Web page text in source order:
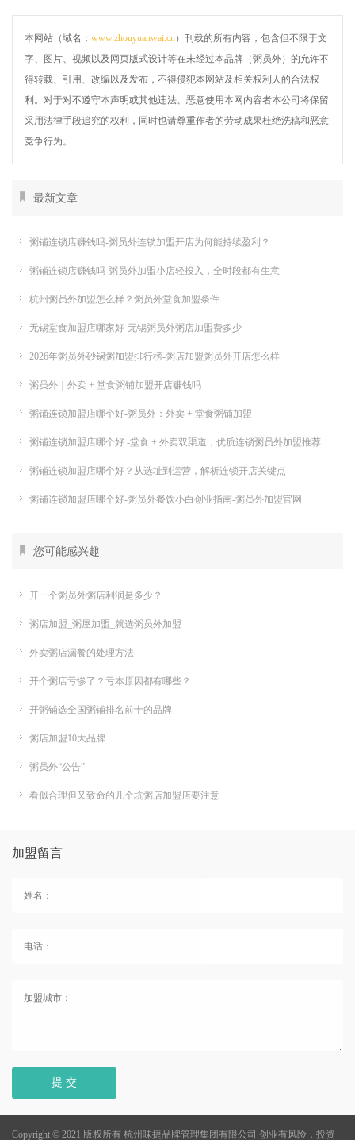
本网站（域名： www.zhouyuanwai.cn）刊载的所有内容，包含但不限于文
字、图片、视频以及网页版式设计等在未经过本品牌（粥员外）的允许不
得转载、引用、改编以及发布，不得侵犯本网站及相关权利人的合法权
利。对于对不遵守本声明或其他违法、恶意使用本网内容者本公司将保留
采用法律手段追究的权利，同时也请尊重作者的劳动成果杜绝洗稿和恶意
竞争行为。
最新文章
粥铺连锁店赚钱吗-粥员外连锁加盟开店为何能持续盈利？
粥铺连锁店赚钱吗-粥员外加盟小店轻投入，全时段都有生意
杭州粥员外加盟怎么样？粥员外堂食加盟条件
无锡堂食加盟店哪家好-无锡粥员外粥店加盟费多少
2026年粥员外砂锅粥加盟排行榜-粥店加盟粥员外开店怎么样
粥员外｜外卖 + 堂食粥铺加盟开店赚钱吗
粥铺连锁加盟店哪个好-粥员外：外卖 + 堂食粥铺加盟
粥铺连锁加盟店哪个好 -堂食 + 外卖双渠道，优质连锁粥员外加盟推荐
粥铺连锁加盟店哪个好？从选址到运营，解析连锁开店关键点
粥铺连锁加盟店哪个好-粥员外餐饮小白创业指南-粥员外加盟官网
您可能感兴趣
开一个粥员外粥店利润是多少？
粥店加盟_粥屋加盟_就选粥员外加盟
外卖粥店漏餐的处理方法
开个粥店亏惨了？亏本原因都有哪些？
开粥铺选全国粥铺排名前十的品牌
粥店加盟10大品牌
粥员外“公告”
看似合理但又致命的几个坑粥店加盟店要注意
加盟留言
提 交
Copyright © 2021 版权所有 杭州味捷品牌管理集团有限公司 创业有风险，投资